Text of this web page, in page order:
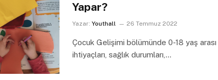
Yapar?
Yazar: Youthall 26 Temmuz 2022
Çocuk Gelişimi bölümünde 0-18 yaş
ihtiyaçları, sağlık durumları,…